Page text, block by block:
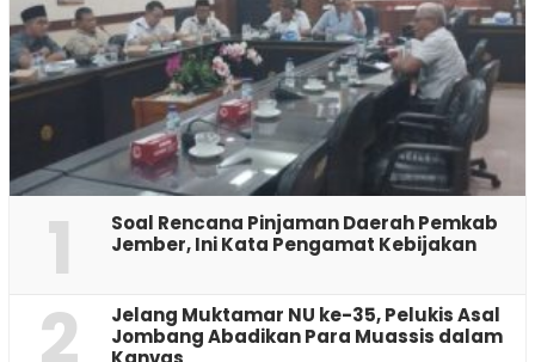
1
‎Soal Rencana Pinjaman Daerah Pemkab
Jember, Ini Kata Pengamat Kebijakan ‎
2
Jelang Muktamar NU ke-35, Pelukis Asal
Jombang Abadikan Para Muassis dalam